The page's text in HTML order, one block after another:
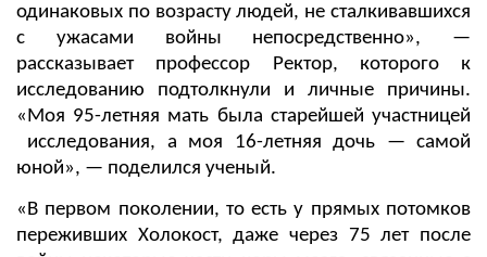
одинаковых по возрасту людей, не сталкивавшихся
с ужасами войны непосредственно», —
рассказывает профессор Ректор, которого к
исследованию подтолкнули и личные причины.
«Моя 95-летняя мать была старейшей участницей
исследования, а моя 16-летняя дочь — самой
юной», — поделился ученый.
«В первом поколении, то есть у прямых потомков
переживших Холокост, даже через 75 лет после